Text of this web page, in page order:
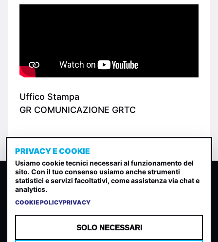
Uffico Stampa
GR COMUNICAZIONE GRTC
CLASSIFICA INDIE
Classifica per indice di gradimento generata dall analisi di
PRIVACY E COOKIE
Usiamo cookie tecnici necessari al funzionamento del
sito. Con il tuo consenso usiamo anche strumenti
statistici e servizi facoltativi, come assistenza via chat e
analytics.
COOKIE POLICYPRIVACY
SOLO NECESSARI